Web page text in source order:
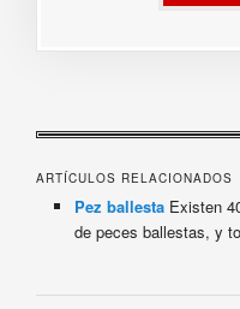
ARTÍCULOS RELACIONADOS
Pez ballesta Existen
de peces ballestas, y